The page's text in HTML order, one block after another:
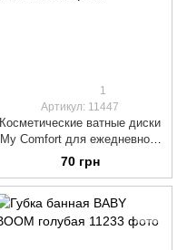
1
Артикул: 11447
Косметические ватные диски
My Comfort для ежедневного
применения, 70 шт.
70 грн